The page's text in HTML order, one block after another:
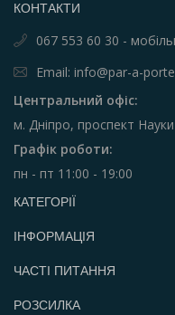
КОНТАКТИ
067 553 60 30 -
Email: info@par-a-
Центральний офіс:
м. Дніпро, проспект Науки
Графік роботи:
пн - пт 11:00 - 19:00
КАТЕГОРІЇ
ІНФОРМАЦІЯ
ЧАСТІ ПИТАННЯ
РОЗСИЛКА